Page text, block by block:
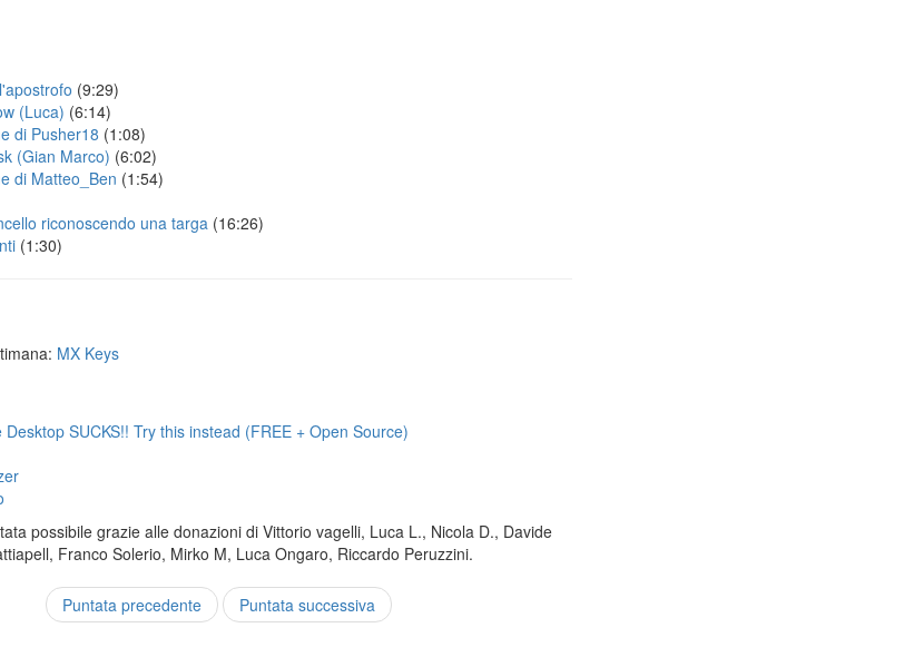
(9:29)
(Luca) (6:14)
di Pusher18 (1:08)
(Gian Marco) (6:02)
di Matteo_Ben (1:54)
riconoscendo una targa (16:26)
(1:30)
MX Keys
Desktop SUCKS!! Try this instead (FREE + Open Source)
possibile grazie alle donazioni di Vittorio vagelli, Luca L., Nicola D., Davide
Franco Solerio, Mirko M, Luca Ongaro, Riccardo Peruzzini.
Puntata precedente Puntata successiva